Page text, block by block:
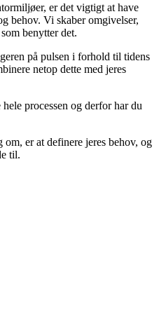
er det vigtigt at have
behov. Vi skaber omgivelser,
benytter det.
på pulsen i forhold til tidens
netop dette med jeres
processen og derfor har du
er at definere jeres behov, og
til.